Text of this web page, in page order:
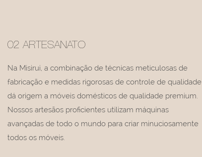
02 ARTESANATO
Na Misirui, a combinação de técnicas meticulosas de
fabricação e medidas rigorosas de controle de qualidade
dá origem a móveis domésticos de qualidade premium.
Nossos artesãos proficientes utilizam máquinas
avançadas de todo o mundo para criar minuciosamente
todos os móveis.